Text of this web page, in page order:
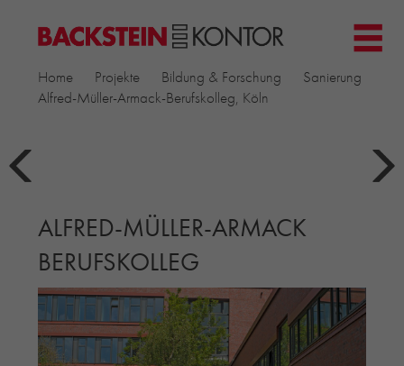
PROJEKTE
EINFAMILIENHÄUSER
ÖFFENTLICHE BAUTEN
BILDUNG & FORSCHUNG
PRODUKTE
▼
RIEMCHENKOLLEKTIONEN TONWERK
ALLGEMEINE RIEMCHENKOLLEKTIONEN
Home Projekte Bildung & Forschung
Sanierung
Alfred-Müller-Armack-Berufskolleg, Köln
ALFRED-MÜLLER-ARMACK
BERUFSKOLLEG